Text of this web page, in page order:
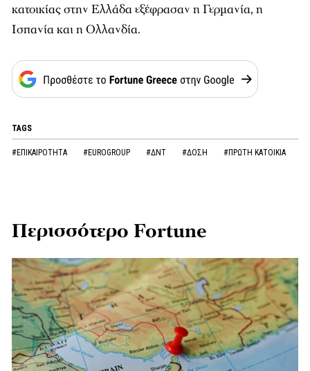
κατοικίας στην Ελλάδα εξέφρασαν η Γερμανία, η
Ισπανία και η Ολλανδία.
TAGS
#ΕΠΙΚΑΙΡΟΤΗΤΑ #EUROGROUP #ΔΝΤ #ΔΟΣΗ #ΠΡΩΤΗ ΚΑΤΟΙΚΙΑ
Περισσότερο Fortune